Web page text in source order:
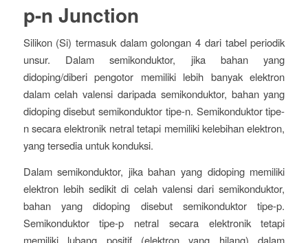
p-n Junction
Silikon (Si) termasuk dalam golongan 4 dari tabel periodik
unsur. Dalam semikonduktor, jika bahan yang
didoping/diberi pengotor memiliki lebih banyak elektron
dalam celah valensi daripada semikonduktor, bahan yang
didoping disebut semikonduktor tipe-n. Semikonduktor tipe-
n secara elektronik netral tetapi memiliki kelebihan elektron,
yang tersedia untuk konduksi.
Dalam semikonduktor, jika bahan yang didoping memiliki
elektron lebih sedikit di celah valensi dari semikonduktor,
bahan yang didoping disebut semikonduktor tipe-p.
Semikonduktor tipe-p netral secara elektronik tetapi
memiliki lubang positif (elektron yang hilang) dalam